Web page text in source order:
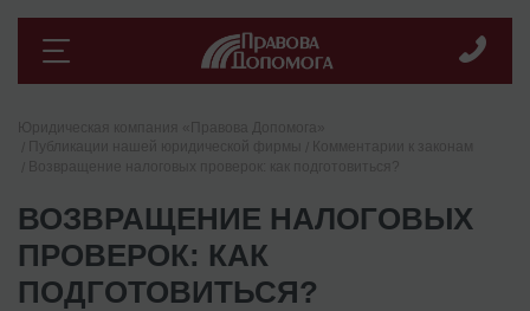
ВОЗВРАЩЕНИЕ НАЛОГОВЫХ
ПРОВЕРОК: КАК
ПОДГОТОВИТЬСЯ?